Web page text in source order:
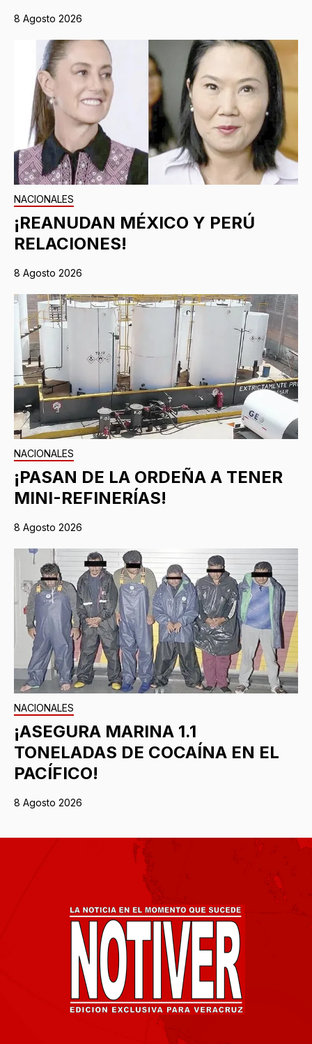
8 Agosto 2026
NACIONALES
¡REANUDAN MÉXICO Y PERÚ
RELACIONES!
8 Agosto 2026
NACIONALES
¡PASAN DE LA ORDEÑA A TENER
MINI-REFINERÍAS!
8 Agosto 2026
NACIONALES
¡ASEGURA MARINA 1.1
TONELADAS DE COCAÍNA EN EL
PACÍFICO!
8 Agosto 2026